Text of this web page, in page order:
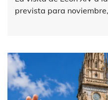
prevista para